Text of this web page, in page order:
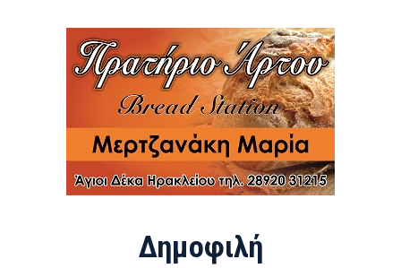
Δημοφιλή